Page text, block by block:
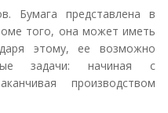
Бумага представлена в
того, она может иметь
этому, ее возможно
задачи: начиная с
производством